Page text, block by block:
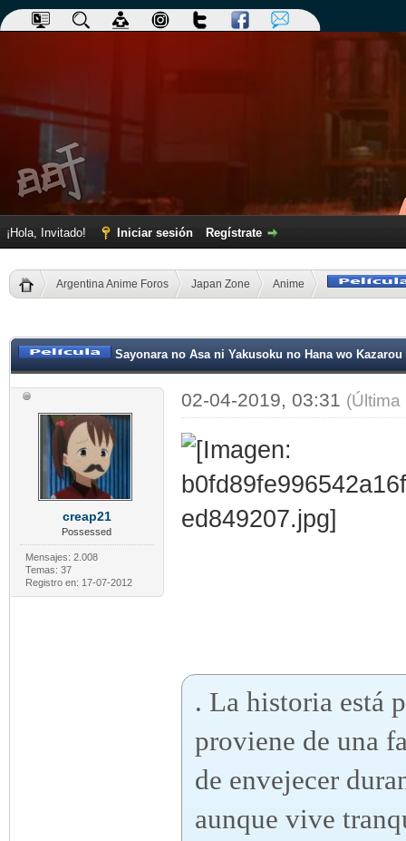
¡Hola, Invitado! Iniciar sesión Regístrate
Argentina Anime Foros Japan Zone Anime
Sayonara no Asa ni Yakusoku no Hana wo Kazarou
creap21
Possessed
Mensajes: 2.008
Temas: 37
Registro en: 17-07-2012
02-04-2019, 03:31
. La historia está
proviene de una
de envejecer
aunque vive